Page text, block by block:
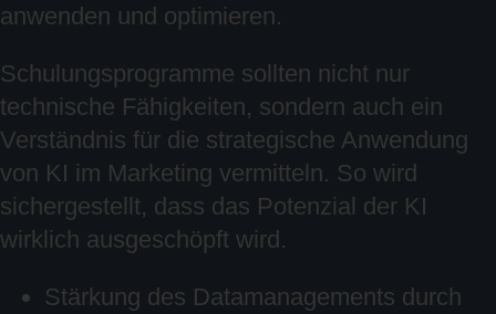
anwenden und optimieren.
Schulungsprogramme sollten nicht nur
technische Fähigkeiten, sondern auch ein
Verständnis für die strategische Anwendung
von KI im Marketing vermitteln. So wird
sichergestellt, dass das Potenzial der KI
wirklich ausgeschöpft wird.
Stärkung des Datamanagements durch